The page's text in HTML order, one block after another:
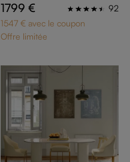
en forme de Z 180 cm
1799 €
92
1547 € avec le coupon
Offre limitée